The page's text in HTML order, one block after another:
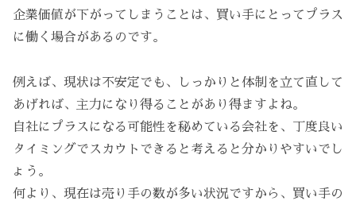
企業価値が下がってしまうことは、買い手にとってプラス
に働く場合があるのです。
例えば、現状は不安定でも、しっかりと体制を立て直して
あげれば、主力になり得ることがあり得ますよね。
自社にプラスになる可能性を秘めている会社を、丁度良い
タイミングでスカウトできると考えると分かりやすいでし
ょう。
何より、現在は売り手の数が多い状況ですから、買い手の